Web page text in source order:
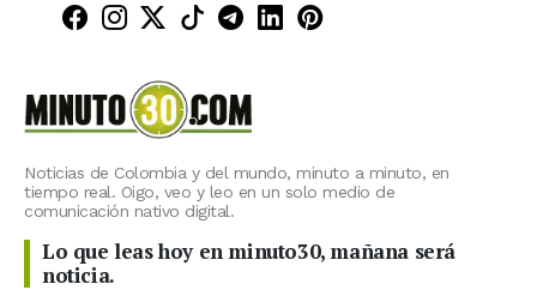
Minuto30 en Facebook
Minuto30 en Instagram
Minuto30 en X (Twitter)
Minuto30 en TikTok
Canal de Minuto30 en
Minuto30 en LinkedIn
Minuto30 en
Noticias de Colombia y del mundo, minuto a minuto, en
tiempo real. Oigo, veo y leo en un solo medio de
comunicación nativo digital.
Lo que leas hoy en minuto30, mañana será
noticia.